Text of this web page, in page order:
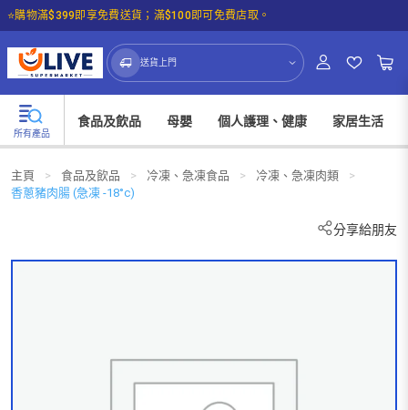
⭐購物滿$399即享免費送貨；滿$100即可免費店取。
☝🏼㩒入嚟睇下我哋嘅可持續發展概覽啦！
送貨上門
所有產品
食品及飲品 母嬰 個人護理、健康 家居生活
主頁 > 食品及飲品 > 冷凍、急凍食品 > 冷凍、急凍肉類
>
香蔥豬肉腸 (急凍 -18°c)
分享給朋友